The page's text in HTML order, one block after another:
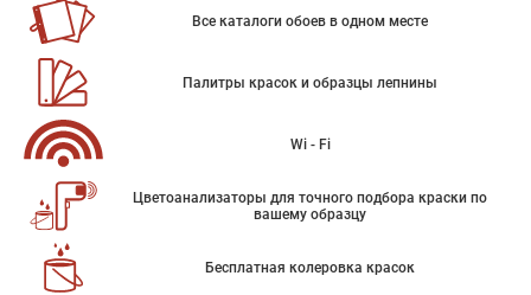
Все каталоги обоев в одном месте
Палитры красок и образцы лепнины
Wi - Fi
Цветоанализаторы для точного подбора краски по
вашему образцу
Бесплатная колеровка красок